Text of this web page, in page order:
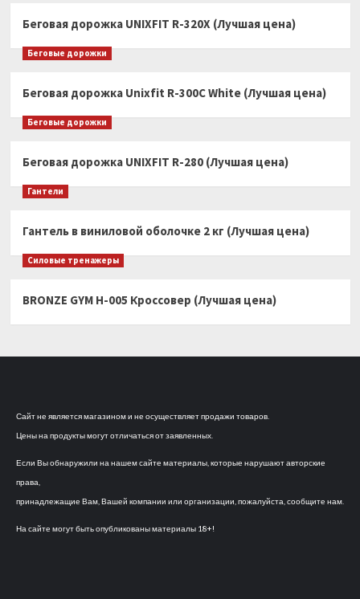
Беговая дорожка UNIXFIT R-320X (Лучшая цена)
Беговые дорожки
Беговая дорожка Unixfit R-300C White (Лучшая цена)
Беговые дорожки
Беговая дорожка UNIXFIT R-280 (Лучшая цена)
Гантели
Гантель в виниловой оболочке 2 кг (Лучшая цена)
Силовые тренажеры
BRONZE GYM H-005 Кроссовер (Лучшая цена)
Сайт не является магазином и не осуществляет продажи товаров.
Цены на продукты могут отличаться от заявленных.
Если Вы обнаружили на нашем сайте материалы, которые нарушают авторские
права,
принадлежащие Вам, Вашей компании или организации, пожалуйста, сообщите нам.
На сайте могут быть опубликованы материалы 18+!